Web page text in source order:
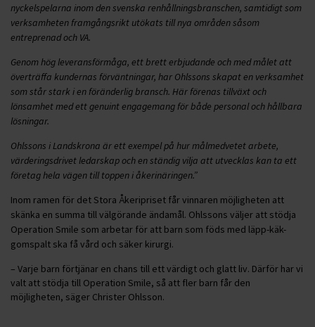
nyckelspelarna inom den svenska renhållningsbranschen, samtidigt som
verksamheten framgångsrikt utökats till nya områden såsom
entreprenad och VA.
Genom hög leveransförmåga, ett brett erbjudande och med målet att
överträffa kundernas förväntningar, har Ohlssons skapat en verksamhet
som står stark i en föränderlig bransch. Här förenas tillväxt och
lönsamhet med ett genuint engagemang för både personal och hållbara
lösningar.
Ohlssons i Landskrona är ett exempel på hur målmedvetet arbete,
värderingsdrivet ledarskap och en ständig vilja att utvecklas kan ta ett
företag hela vägen till toppen i åkerinäringen.”
Inom ramen för det Stora Åkeripriset får vinnaren möjligheten att
skänka en summa till välgörande ändamål. Ohlssons väljer att stödja
Operation Smile som arbetar för att barn som föds med läpp-käk-
gomspalt ska få vård och säker kirurgi.
– Varje barn förtjänar en chans till ett värdigt och glatt liv. Därför har vi
valt att stödja till Operation Smile, så att fler barn får den
möjligheten, säger Christer Ohlsson.